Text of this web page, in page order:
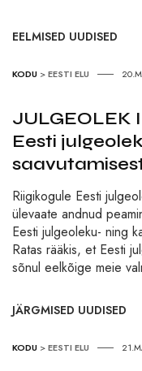
EELMISED UUDISED
KODU >EESTI ELU
JULGEOLEK
Eesti
Riigikogule Eesti
ülevaate andnud
Eesti julgeoleku- ning
Ratas rääkis, et Eesti
sõnul eelkõige meie
JÄRGMISED UUDISED
KODU >EESTI ELU